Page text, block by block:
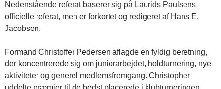
Nedenstående referat baserer sig på Laurids Paulsens
officielle referat, men er forkortet og redigeret af Hans E.
Jacobsen.
Formand Christoffer Pedersen aflagde en fyldig beretning,
der koncentrerede sig om juniorarbejdet, holdturnering, nye
aktiviteter og generel medlemsfremgang. Christopher
uddelte præmier til de bedst placerede i klubturneringen